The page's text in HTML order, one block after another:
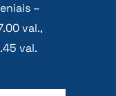
–
val.,
val.